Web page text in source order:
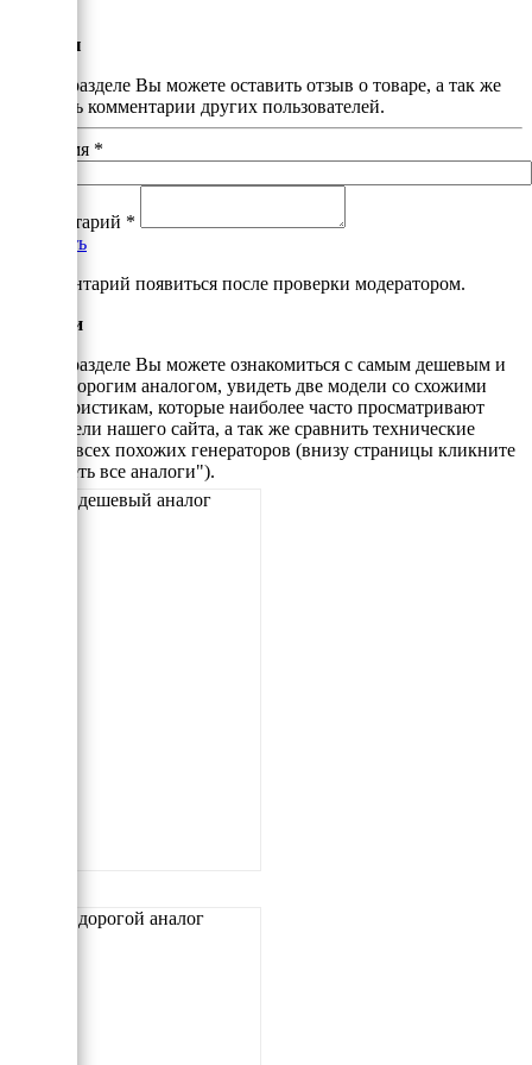
Отзывы
В этом разделе Вы можете оставить отзыв о товаре, а так же
почитать комментарии других пользователей.
Ваше имя *
Комментарий *
Добавить
*Комментарий появиться после проверки модератором.
Аналоги
В этом разделе Вы можете ознакомиться с самым дешевым и
самым дорогим аналогом, увидеть две модели со схожими
характеристикам, которые наиболее часто просматривают
посетители нашего сайта, а так же сравнить технические
данные всех похожих генераторов (внизу страницы кликните
"Смотреть все аналоги").
Самый дешевый аналог
Самый дорогой аналог